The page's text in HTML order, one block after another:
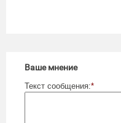
Ваше мнение
Текст сообщения:*